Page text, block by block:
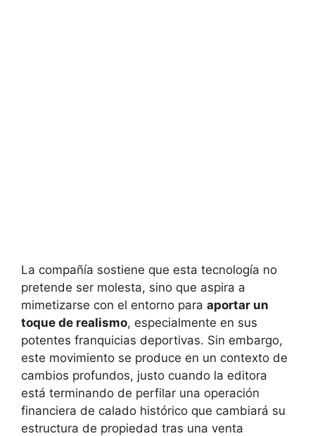
La compañía sostiene que esta tecnología no
pretende ser molesta, sino que aspira a
mimetizarse con el entorno para aportar un
toque de realismo, especialmente en sus
potentes franquicias deportivas. Sin embargo,
este movimiento se produce en un contexto de
cambios profundos, justo cuando la editora
está terminando de perfilar una operación
financiera de calado histórico que cambiará su
estructura de propiedad tras una venta